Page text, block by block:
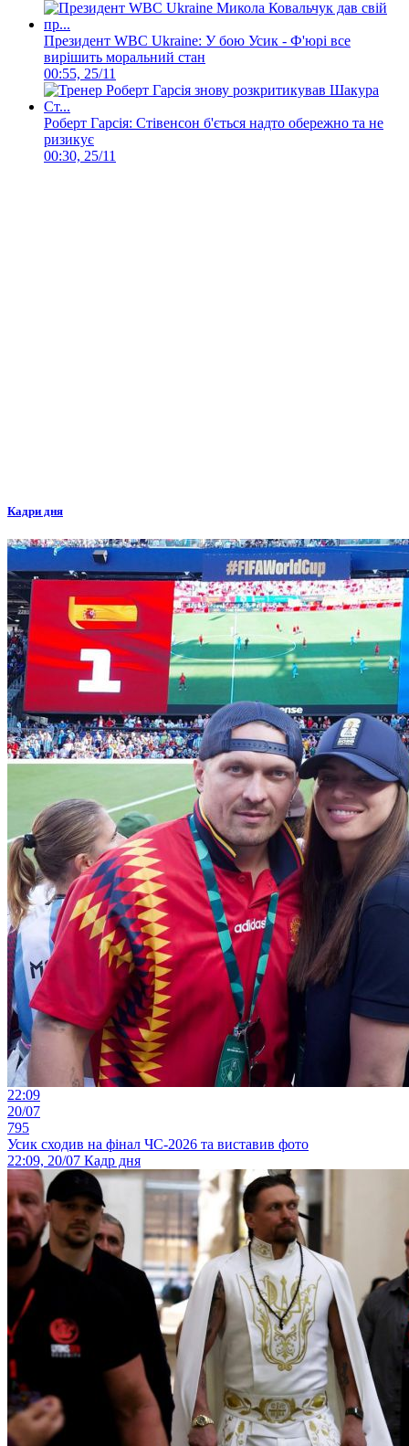
Президент WBC Ukraine: У бою Усик - Ф'юрі все
вирішить моральний стан
00:55, 25/11
Роберт Гарсія: Стівенсон б'ється надто обережно та не
ризикує
00:30, 25/11
Кадри дня
22:09
20/07
795
Усик сходив на фінал ЧС-2026 та виставив фото
22:09, 20/07 Кадр дня